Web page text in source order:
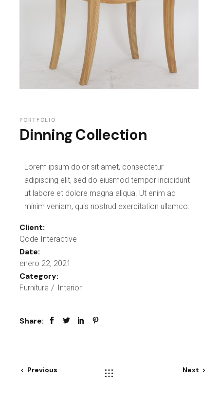
PORTFOLIO
Dinning Collection
Lorem ipsum dolor sit amet, consectetur
adipiscing elit, sed do eiusmod tempor incididunt
ut labore et dolore magna aliqua. Ut enim ad
minim veniam, quis nostrud exercitation ullamco.
Client:
Qode Interactive
Date:
enero 22, 2021
Category:
Furniture Interior
Share:
Previous Next